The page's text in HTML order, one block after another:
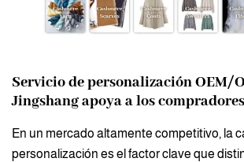
Servicio de personalización OEM/
Jingshang apoya a los
En un mercado altamente competitivo, la
personalización es el factor clave que